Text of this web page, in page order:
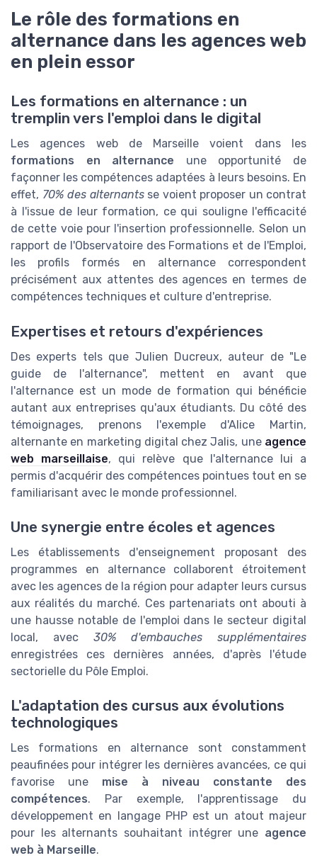
Le rôle des formations en
alternance dans les agences web
en plein essor
Les formations en alternance : un
tremplin vers l'emploi dans le digital
Les agences web de Marseille voient dans les
formations en alternance une opportunité de
façonner les compétences adaptées à leurs besoins. En
effet, 70% des alternantsse voient proposer un contrat
à l'issue de leur formation, ce qui souligne l'efficacité
de cette voie pour l'insertion professionnelle. Selon un
rapport de l'Observatoire des Formations et de l'Emploi,
les profils formés en alternance correspondent
précisément aux attentes des agences en termes de
compétences techniques et culture d'entreprise.
Expertises et retours d'expériences
Des experts tels que Julien Ducreux, auteur de "Le
guide de l'alternance", mettent en avant que
l'alternance est un mode de formation qui bénéficie
autant aux entreprises qu'aux étudiants. Du côté des
témoignages, prenons l'exemple d'Alice Martin,
alternante en marketing digital chez Jalis, une agence
web marseillaise, qui relève que l'alternance lui a
permis d'acquérir des compétences pointues tout en se
familiarisant avec le monde professionnel.
Une synergie entre écoles et agences
Les établissements d'enseignement proposant des
programmes en alternance collaborent étroitement
avec les agences de la région pour adapter leurs cursus
aux réalités du marché. Ces partenariats ont abouti à
une hausse notable de l'emploi dans le secteur digital
local, avec 30% d'embauches supplémentaires
enregistrées ces dernières années, d'après l'étude
sectorielle du Pôle Emploi.
L'adaptation des cursus aux évolutions
technologiques
Les formations en alternance sont constamment
peaufinées pour intégrer les dernières avancées, ce qui
favorise une mise à niveau constante des
compétences. Par exemple, l'apprentissage du
développement en langage PHP est un atout majeur
pour les alternants souhaitant intégrer une agence
web à Marseille.